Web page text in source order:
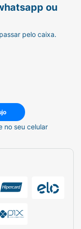
ou
pelo caixa.
no seu celular